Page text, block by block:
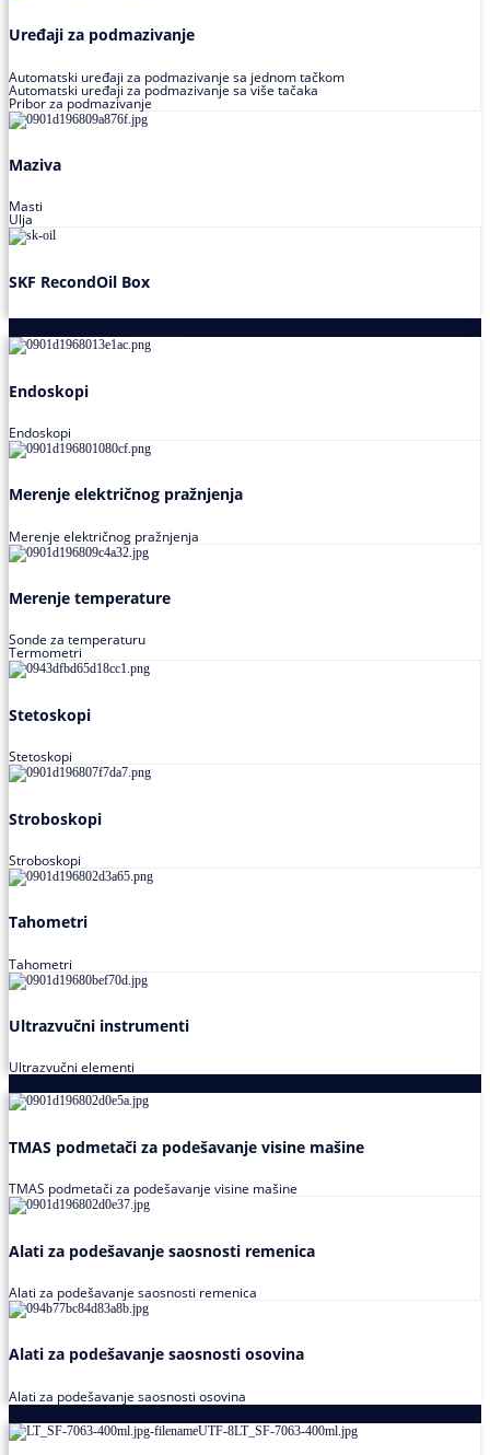
Uređaji za podmazivanje
Automatski uređaji za podmazivanje sa jednom tačkom
Automatski uređaji za podmazivanje sa više tačaka
Pribor za podmazivanje
Maziva
Masti
Ulja
SKF RecondOil Box
Endoskopi
Endoskopi
Merenje električnog pražnjenja
Merenje električnog pražnjenja
Merenje temperature
Sonde za temperaturu
Termometri
Stetoskopi
Stetoskopi
Stroboskopi
Stroboskopi
Tahometri
Tahometri
Ultrazvučni instrumenti
Ultrazvučni elementi
TMAS podmetači za podešavanje visine mašine
TMAS podmetači za podešavanje visine mašine
Alati za podešavanje saosnosti remenica
Alati za podešavanje saosnosti remenica
Alati za podešavanje saosnosti osovina
Alati za podešavanje saosnosti osovina